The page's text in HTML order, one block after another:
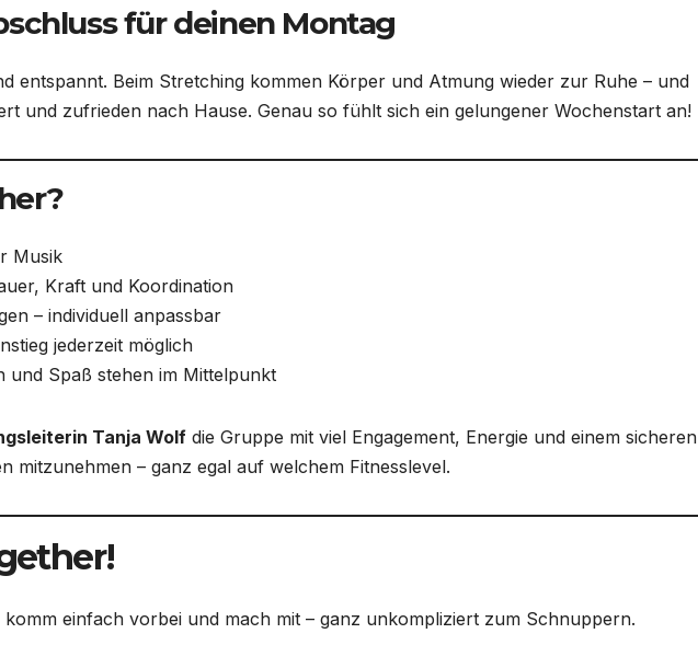
für deinen Montag
entspannt. Beim Stretching kommen Körper und Atmung wieder zur Ruhe – und
und zufrieden nach Hause. Genau so fühlt sich ein gelungener Wochenstart an!
Musik
Kraft und Koordination
– individuell anpassbar
jederzeit möglich
und Spaß stehen im Mittelpunkt
Tanja Wolf die Gruppe mit viel Engagement, Energie und einem sicheren
mitzunehmen – ganz egal auf welchem Fitnesslevel.
einfach vorbei und mach mit – ganz unkompliziert zum Schnuppern.